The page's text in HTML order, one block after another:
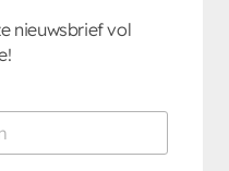
nieuwsbrief vol